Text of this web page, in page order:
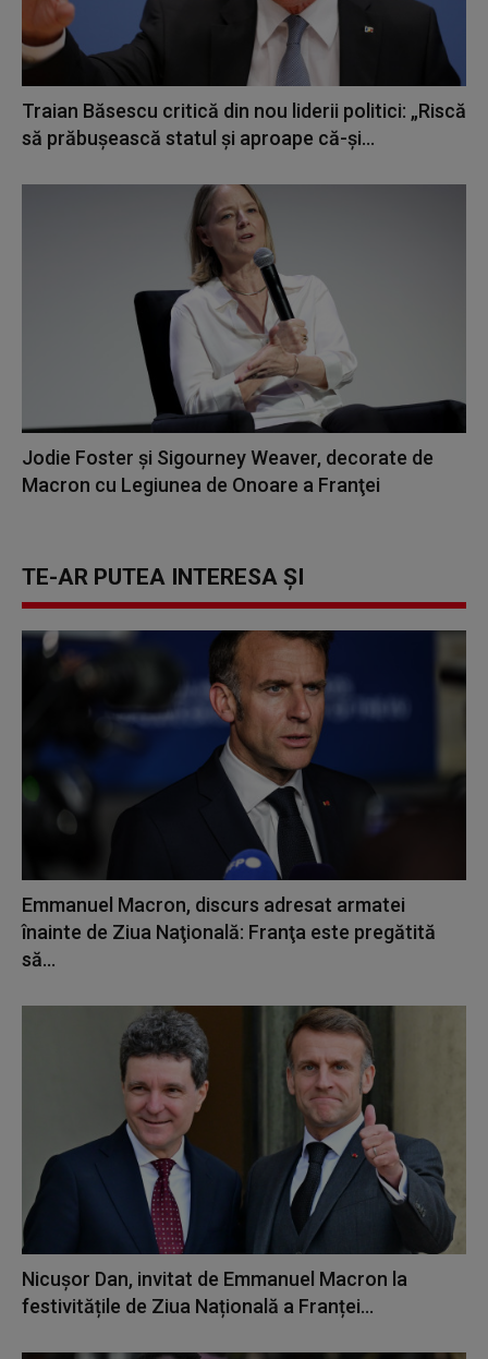
Traian Băsescu critică din nou liderii politici: „Riscă
să prăbușească statul și aproape că-și...
Jodie Foster și Sigourney Weaver, decorate de
Macron cu Legiunea de Onoare a Franţei
TE-AR PUTEA INTERESA ȘI
Emmanuel Macron, discurs adresat armatei
înainte de Ziua Naţională: Franţa este pregătită
să...
Nicuşor Dan, invitat de Emmanuel Macron la
festivitățile de Ziua Națională a Franței...